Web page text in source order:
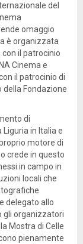
del
omaggio
è organizzata
il patrocinio
Cinema e
il patrocinio di
della Fondazione
di
in Italia e
motore di
crede in questo
in campo in
locali che
delegato allo
gli organizzatori
Mostra di Celle
pienamente